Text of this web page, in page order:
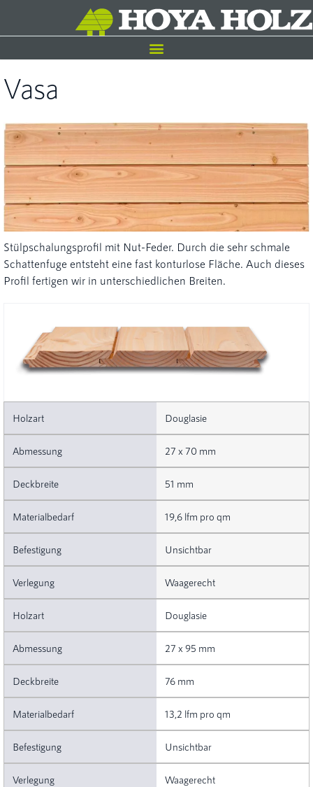
Vasa
Stülpschalungsprofil mit Nut-Feder. Durch die sehr schmale
Schattenfuge entsteht eine fast konturlose Fläche. Auch dieses
Profil fertigen wir in unterschiedlichen Breiten.
Douglasie
27 x 70 mm
51 mm
19,6 lfm pro qm
Unsichtbar
Waagerecht
Douglasie
27 x 95 mm
76 mm
13,2 lfm pro qm
Unsichtbar
Waagerecht